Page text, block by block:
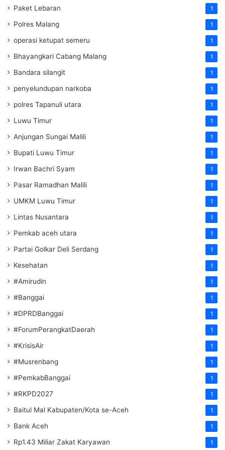
Paket Lebaran 1
Polres Malang 1
operasi ketupat semeru 1
Bhayangkari Cabang Malang 1
Bandara silangit 1
penyelundupan narkoba 1
polres Tapanuli utara 1
Luwu Timur 1
Anjungan Sungai Malili 1
Bupati Luwu Timur 1
Irwan Bachri Syam 1
Pasar Ramadhan Malili 1
UMKM Luwu Timur 1
Lintas Nusantara 1
Pemkab aceh utara 1
Partai Golkar Deli Serdang 1
Kesehatan 1
#Amirudin 1
#Banggai 1
#DPRDBanggai 1
#ForumPerangkatDaerah 1
#KrisisAir 1
#Musrenbang 1
#PemkabBanggai 1
#RKPD2027 1
Baitul Mal Kabupaten/Kota se-Aceh 1
Bank Aceh 1
Rp1.43 Miliar Zakat Karyawan 1